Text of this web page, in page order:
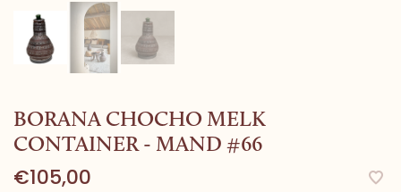
BORANA CHOCHO MELK
CONTAINER - MAND #66
€105,00